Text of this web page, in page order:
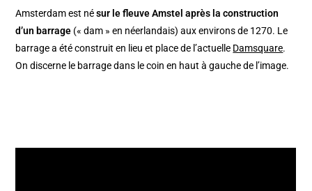
Amsterdam est nésur le fleuve Amstel après la construction
d’un barrage (« dam » en néerlandais) aux environs de 1270. Le
barrage a été construit en lieu et place de l’actuelle Damsquare.
On discerne le barrage dans le coin en haut à gauche de l’image.